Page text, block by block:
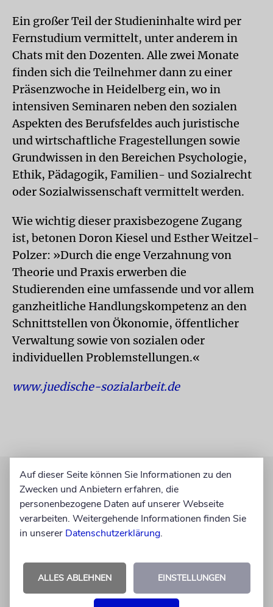
Ein großer Teil der Studieninhalte wird per
Fernstudium vermittelt, unter anderem in
Chats mit den Dozenten. Alle zwei Monate
finden sich die Teilnehmer dann zu einer
Präsenzwoche in Heidelberg ein, wo in
intensiven Seminaren neben den sozialen
Aspekten des Berufsfeldes auch juristische
und wirtschaftliche Fragestellungen sowie
Grundwissen in den Bereichen Psychologie,
Ethik, Pädagogik, Familien- und Sozialrecht
oder Sozialwissenschaft vermittelt werden.
Wie wichtig dieser praxisbezogene Zugang
ist, betonen Doron Kiesel und Esther Weitzel-
Polzer: »Durch die enge Verzahnung von
Theorie und Praxis erwerben die
Studierenden eine umfassende und vor allem
ganzheitliche Handlungskompetenz an den
Schnittstellen von Ökonomie, öffentlicher
Verwaltung sowie von sozialen oder
individuellen Problemstellungen.«
www.juedische-sozialarbeit.de
Auf dieser Seite können Sie Informationen zu den
Zwecken und Anbietern erfahren, die
personenbezogene Daten auf unserer Webseite
verarbeiten. Weitergehende Informationen finden Sie
in unserer Datenschutzerklärung.
ALLES ABLEHNEN EINSTELLUNGEN